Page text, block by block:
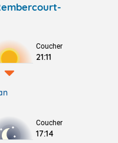
Coucher
21:11
Coucher
17:14